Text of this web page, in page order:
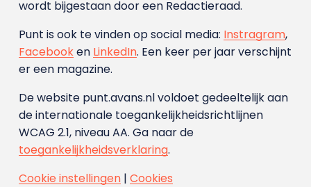
wordt bijgestaan door een Redactieraad.
Punt is ook te vinden op social media: Instragram,
Facebooken LinkedIn. Een keer per jaar verschijnt
er een magazine.
De website punt.avans.nl voldoet gedeeltelijk aan
de internationale toegankelijkheidsrichtlijnen
WCAG 2.1, niveau AA. Ga naar de
toegankelijkheidsverklaring.
Cookie instellingen| Cookies